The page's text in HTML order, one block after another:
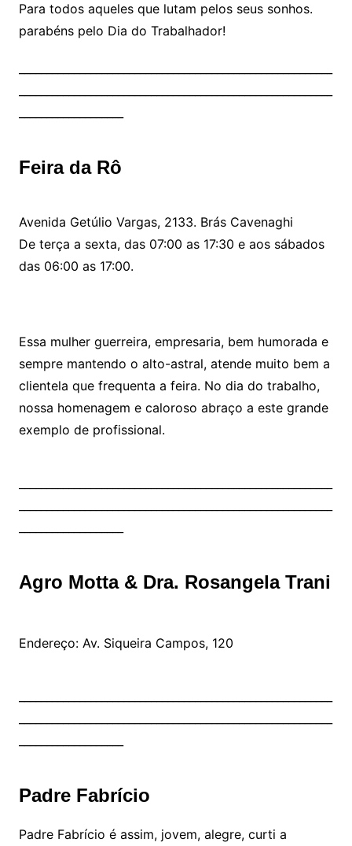
Para todos aqueles que lutam pelos seus sonhos.
parabéns pelo Dia do Trabalhador!
Feira da Rô
Avenida Getúlio Vargas, 2133. Brás Cavenaghi
De terça a sexta, das 07:00 as 17:30 e aos sábados
das 06:00 as 17:00.
Essa mulher guerreira, empresaria, bem humorada e
sempre mantendo o alto-astral, atende muito bem a
clientela que frequenta a feira. No dia do trabalho,
nossa homenagem e caloroso abraço a este grande
exemplo de profissional.
Agro Motta & Dra. Rosangela Trani
Endereço: Av. Siqueira Campos, 120
Padre Fabrício
Padre Fabrício é assim, jovem, alegre, curti a